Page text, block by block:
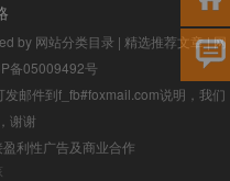
by 网站分类目录 | 精选推荐文章|网
备05009492号
邮件到f_fb#foxmail.com说明，我们
谢谢
利性广告及商业合作